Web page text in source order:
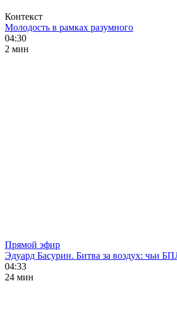
Контекст
Молодость в рамках разумного
04:30
2 мин
Прямой эфир
Эдуард Басурин. Битва за воздух: чьи
04:33
24 мин